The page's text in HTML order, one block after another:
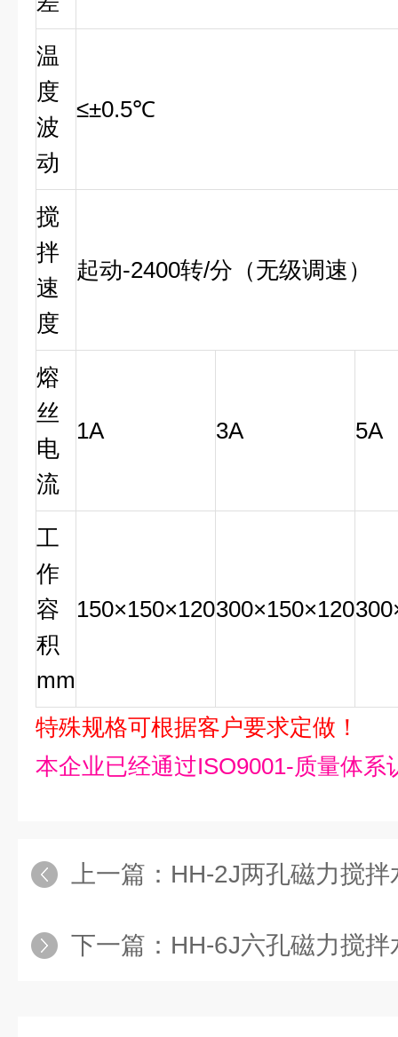
温
度
波
动
≤±0.5℃
搅
拌
速
度
起动-2400转/分（无级调速）
熔
丝
电
流
1A 3A 5A
工
作
容
积
mm
150×150×120300×150×120
特殊规格可根据客户要求定做！
本企业已经通过ISO9001-质量体系
上一篇： HH-2J两孔磁力搅拌
下一篇： HH-6J六孔磁力搅拌